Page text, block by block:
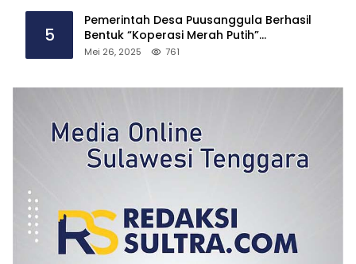
5
Pemerintah Desa Puusanggula Berhasil
Bentuk “Koperasi Merah Putih”
Tindaklanjuti Instruksi Presiden Prabowo
Mei 26, 2025 761